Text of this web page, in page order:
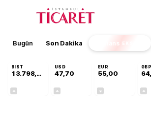
Bugün Son Dakika Finans EKSTRA
BIST
13.798,82
USD
47,70
EUR
55,00
GBP